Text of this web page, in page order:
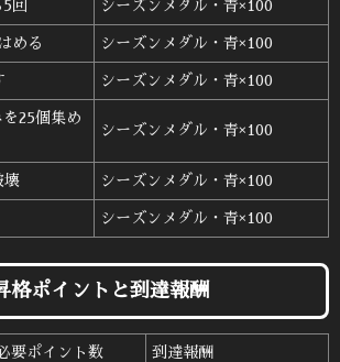
回 シーズンメダル・青×100
める シーズンメダル・青×100
シーズンメダル・青×100
25個集め
シーズンメダル・青×100
壊 シーズンメダル・青×100
シーズンメダル・青×100
格ポイントと到達報酬
要ポイント数 到達報酬